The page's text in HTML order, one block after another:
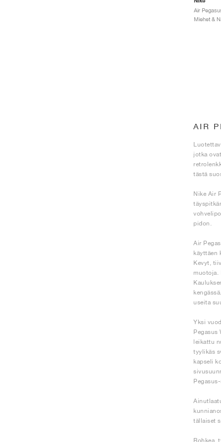
Air
AIR
jotka
tästä
Nike Air
pidon.
Air
käyttäen
Kevyt,
muotoja.
useita
Yksi
Pegasus
leikattu
tyylikäs
kapseli
tällaiset
Rohkea,